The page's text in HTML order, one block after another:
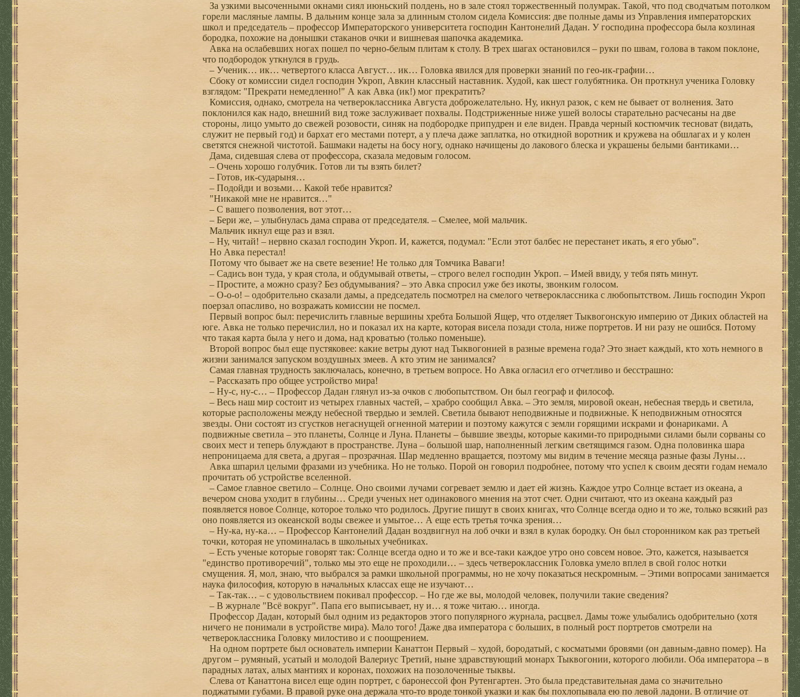
За узкими высоченными окнами сиял июньский полдень, но в зале стоял торжественный полумрак. Такой, что под сводчатым потолком
горели масляные лампы. В дальним конце зала за длинным столом сидела Комиссия: две полные дамы из Управления императорских
школ и председатель – профессор Императорского университета господин Кантонелий Дадан. У господина профессора была козлиная
бородка, похожие на донышки стаканов очки и вишневая шапочка академика.
Авка на ослабевших ногах пошел по черно-белым плитам к столу. В трех шагах остановился – руки по швам, голова в таком поклоне,
что подбородок уткнулся в грудь.
– Ученик… ик… четвертого класса Август… ик… Головка явился для проверки знаний по гео-ик-графии…
Сбоку от комиссии сидел господин Укроп, Авкин классный наставник. Худой, как шест голубятника. Он проткнул ученика Головку
взглядом: "Прекрати немедленно!" А как Авка (ик!) мог прекратить?
Комиссия, однако, смотрела на четвероклассника Августа доброжелательно. Ну, икнул разок, с кем не бывает от волнения. Зато
поклонился как надо, внешний вид тоже заслуживает похвалы. Подстриженные ниже ушей волосы старательно расчесаны на две
стороны, лицо умыто до свежей розовости, синяк на подбородке припудрен и еле виден. Правда черный костюмчик тесноват (видать,
служит не первый год) и бархат его местами потерт, а у плеча даже заплатка, но откидной воротник и кружева на обшлагах и у колен
светятся снежной чистотой. Башмаки надеты на босу ногу, однако начищены до лакового блеска и украшены белыми бантиками…
Дама, сидевшая слева от профессора, сказала медовым голосом.
– Очень хорошо голубчик. Готов ли ты взять билет?
– Готов, ик-сударыня…
– Подойди и возьми… Какой тебе нравится?
"Никакой мне не нравится…"
– С вашего позволения, вот этот…
– Бери же, – улыбнулась дама справа от председателя. – Смелее, мой мальчик.
Мальчик икнул еще раз и взял.
– Ну, читай! – нервно сказал господин Укроп. И, кажется, подумал: "Если этот балбес не перестанет икать, я его убью".
Но Авка перестал!
Потому что бывает же на свете везение! Не только для Томчика Ваваги!
– Садись вон туда, у края стола, и обдумывай ответы, – строго велел господин Укроп. – Имей ввиду, у тебя пять минут.
– Простите, а можно сразу? Без обдумывания? – это Авка спросил уже без икоты, звонким голосом.
– О-о-о! – одобрительно сказали дамы, а председатель посмотрел на смелого четвероклассника с любопытством. Лишь господин Укроп
поерзал опасливо, но возражать комиссии не посмел.
Первый вопрос был: перечислить главные вершины хребта Большой Ящер, что отделяет Тыквогонскую империю от Диких областей на
юге. Авка не только перечислил, но и показал их на карте, которая висела позади стола, ниже портретов. И ни разу не ошибся. Потому
что такая карта была у него и дома, над кроватью (только поменьше).
Второй вопрос был еще пустяковее: какие ветры дуют над Тыквогонией в разные времена года? Это знает каждый, кто хоть немного в
жизни занимался запуском воздушных змеев. А кто этим не занимался?
Самая главная трудность заключалась, конечно, в третьем вопросе. Но Авка огласил его отчетливо и бесстрашно:
– Рассказать про общее устройство мира!
– Ну-с, ну-с… – Профессор Дадан глянул из-за очков с любопытством. Он был географ и философ.
– Весь наш мир состоит из четырех главных частей, – храбро сообщил Авка. – Это земля, мировой океан, небесная твердь и светила,
которые расположены между небесной твердью и землей. Светила бывают неподвижные и подвижные. К неподвижным относятся
звезды. Они состоят из сгустков негаснущей огненной материи и поэтому кажутся с земли горящими искрами и фонариками. А
подвижные светила – это планеты, Солнце и Луна. Планеты – бывшие звезды, которые какими-то природными силами были сорваны со
своих мест и теперь блуждают в пространстве. Луна – большой шар, наполненный легким светящимся газом. Одна половинка шара
непроницаема для света, а другая – прозрачная. Шар медленно вращается, поэтому мы видим в течение месяца разные фазы Луны…
Авка шпарил целыми фразами из учебника. Но не только. Порой он говорил подробнее, потому что успел к своим десяти годам немало
прочитать об устройстве вселенной.
– Самое главное светило – Солнце. Оно своими лучами согревает землю и дает ей жизнь. Каждое утро Солнце встает из океана, а
вечером снова уходит в глубины… Среди ученых нет одинакового мнения на этот счет. Одни считают, что из океана каждый раз
появляется новое Солнце, которое только что родилось. Другие пишут в своих книгах, что Солнце всегда одно и то же, только всякий раз
оно появляется из океанской воды свежее и умытое… А еще есть третья точка зрения…
– Ну-ка, ну-ка… – Профессор Кантонелий Дадан воздвигнул на лоб очки и взял в кулак бородку. Он был сторонником как раз третьей
точки, которая не упоминалась в школьных учебниках.
– Есть ученые которые говорят так: Солнце всегда одно и то же и все-таки каждое утро оно совсем новое. Это, кажется, называется
"единство противоречий", только мы это еще не проходили… – здесь четвероклассник Головка умело вплел в свой голос нотки
смущения. Я, мол, знаю, что выбрался за рамки школьной программы, но не хочу показаться нескромным. – Этими вопросами занимается
наука философия, которую в начальных классах еще не изучают…
– Так-так… – с удовольствием покивал профессор. – Но где же вы, молодой человек, получили такие сведения?
– В журнале "Всё вокруг". Папа его выписывает, ну и… я тоже читаю… иногда.
Профессор Дадан, который был одним из редакторов этого популярного журнала, расцвел. Дамы тоже улыбались одобрительно (хотя
ничего не понимали в устройстве мира). Мало того! Даже два императора с больших, в полный рост портретов смотрели на
четвероклассника Головку милостиво и с поощрением.
На одном портрете был основатель империи Канаттон Первый – худой, бородатый, с косматыми бровями (он давным-давно помер). На
другом – румяный, усатый и молодой Валериус Третий, ныне здравствующий монарх Тыквогонии, которого любили. Оба императора – в
парадных латах, алых мантиях и коронах, похожих на позолоченные тыквы.
Слева от Канаттона висел еще один портрет, с баронессой фон Рутенгартен. Это была представительная дама со значительно
поджатыми губами. В правой руке она держала что-то вроде тонкой указки и как бы похлопывала ею по левой ладони. В отличие от